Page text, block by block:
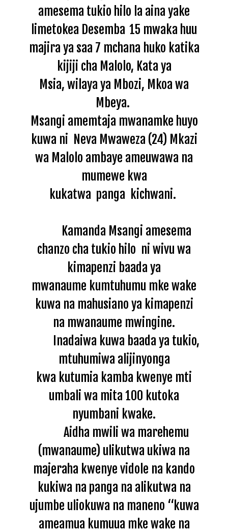
amesema tukio hilo la aina yake
limetokea Desemba 15 mwaka huu
majira ya saa 7 mchana huko katika
kijiji cha Malolo, Kata ya
Msia, wilaya ya Mbozi, Mkoa wa
Mbeya.
Msangi amemtaja mwanamke huyo
kuwa ni Neva Mwaweza (24) Mkazi
wa Malolo ambaye ameuwawa na
mumewe kwa
kukatwa panga kichwani.
Kamanda Msangi amesema
chanzo cha tukio hilo ni wivu wa
kimapenzi baada ya
mwanaume kumtuhumu mke wake
kuwa na mahusiano ya kimapenzi
na mwanaume mwingine.
Inadaiwa kuwa baada ya tukio,
mtuhumiwa alijinyonga
kwa kutumia kamba kwenye mti
umbali wa mita 100 kutoka
nyumbani kwake.
Aidha mwili wa marehemu
(mwanaume) ulikutwa ukiwa na
majeraha kwenye vidole na kando
kukiwa na panga na alikutwa na
ujumbe uliokuwa na maneno “kuwa
ameamua kumuua mke wake na